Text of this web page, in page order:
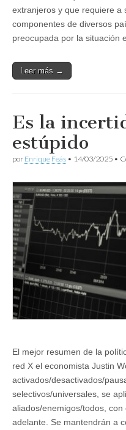
extranjeros y que requiere a
componentes de diversos
preocupada por la situación
Leer más →
Es la
estúpido
por Enrique Feás • 14/03/2025 •
El mejor resumen de la
red X el economista Justin
activados/desactivados/
selectivos/universales, se
aliados/enemigos/todos,
adelante. Se mantendrán a